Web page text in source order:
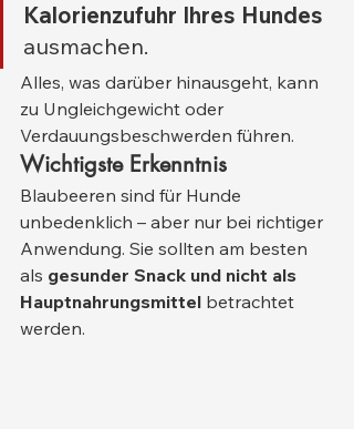
Kalorienzufuhr Ihres Hundes
ausmachen.
Alles, was darüber hinausgeht, kann
zu Ungleichgewicht oder
Verdauungsbeschwerden führen.
Wichtigste Erkenntnis
Blaubeeren sind für Hunde
unbedenklich – aber nur bei richtiger
Anwendung. Sie sollten am besten
als gesunder Snack und nicht als
Hauptnahrungsmittel betrachtet
werden.